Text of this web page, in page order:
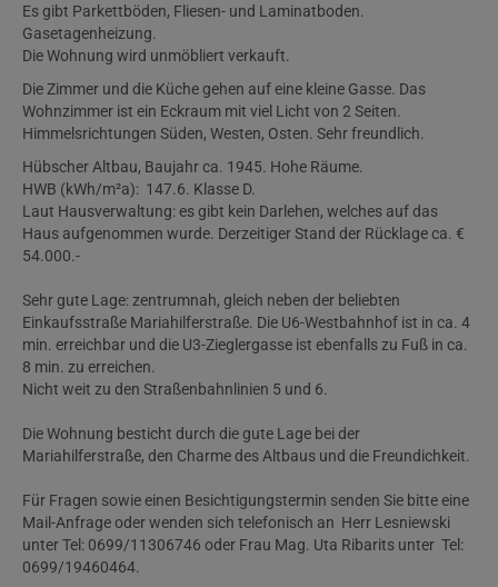
Es gibt Parkettböden, Fliesen- und Laminatboden.
Gasetagenheizung.
Die Wohnung wird unmöbliert verkauft.
Die Zimmer und die Küche gehen auf eine kleine Gasse. Das
Wohnzimmer ist ein Eckraum mit viel Licht von 2 Seiten.
Himmelsrichtungen Süden, Westen, Osten. Sehr freundlich.
Hübscher Altbau, Baujahr ca. 1945. Hohe Räume.
HWB (kWh/m²a): 147.6. Klasse D.
Laut Hausverwaltung: es gibt kein Darlehen, welches auf das
Haus aufgenommen wurde. Derzeitiger Stand der Rücklage ca. €
54.000.-
Sehr gute Lage: zentrumnah, gleich neben der beliebten
Einkaufsstraße Mariahilferstraße. Die U6-Westbahnhof ist in ca. 4
min. erreichbar und die U3-Zieglergasse ist ebenfalls zu Fuß in ca.
8 min. zu erreichen.
Nicht weit zu den Straßenbahnlinien 5 und 6.
Die Wohnung besticht durch die gute Lage bei der
Mariahilferstraße, den Charme des Altbaus und die Freundichkeit.
Für Fragen sowie einen Besichtigungstermin senden Sie bitte eine
Mail-Anfrage oder wenden sich telefonisch an Herr Lesniewski
unter Tel: 0699/11306746 oder Frau Mag. Uta Ribarits unter Tel:
0699/19460464.